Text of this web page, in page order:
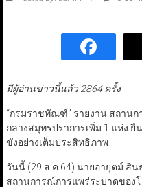
มีผู้อ่านข่าวนี้แล้ว 2864 ครั้ง
“กรมราชทัณฑ์” รายงาน สถานก
กลางสมุทรปราการเพิ่ม 1 แห่ง
ขังอย่างเต็มประสิทธิภาพ
วันนี้ (29 ส.ค.64) นายอายุตม์ สิ
สถานการณ์การแพร่ระบาดของ